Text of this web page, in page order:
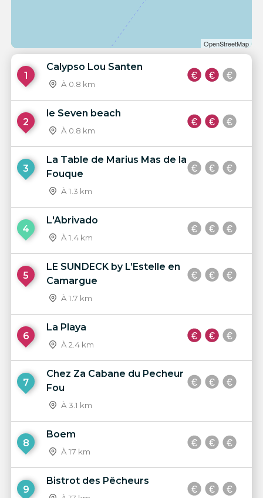
OpenStreetMap
1
Calypso Lou Santen
À 0.8 km
2
le Seven beach
À 0.8 km
3
La Table de Marius Mas de la
Fouque
À 1.3 km
4
L'Abrivado
À 1.4 km
5
LE SUNDECK by L’Estelle en
Camargue
À 1.7 km
6
La Playa
À 2.4 km
7
Chez Za Cabane du Pecheur
Fou
À 3.1 km
8
Boem
À 17 km
9
Bistrot des Pêcheurs